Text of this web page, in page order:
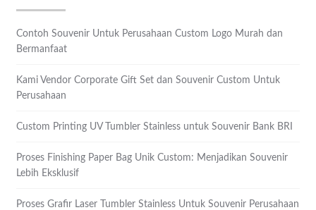
Contoh Souvenir Untuk Perusahaan Custom Logo Murah dan
Bermanfaat
Kami Vendor Corporate Gift Set dan Souvenir Custom Untuk
Perusahaan
Custom Printing UV Tumbler Stainless untuk Souvenir Bank BRI
Proses Finishing Paper Bag Unik Custom: Menjadikan Souvenir
Lebih Eksklusif
Proses Grafir Laser Tumbler Stainless Untuk Souvenir Perusahaan